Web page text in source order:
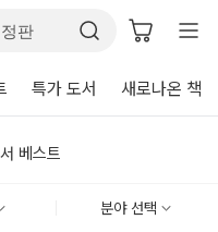
특가 도서 새로나온 책
베스트
분야 선택